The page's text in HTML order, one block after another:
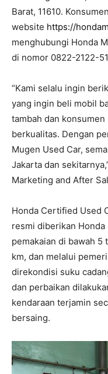
Barat, 11610.
website https://
menghubungi Honda
di nomor 0822-2122-
“Kami selalu ingin
yang ingin beli mobil
tambah dan
berkualitas. Dengan
Mugen Used Car,
Jakarta dan
Marketing and After
Honda Certified Used
resmi diberikan
pemakaian di bawah 5
km, dan melalui
direkondisi suku
dan perbaikan
kendaraan terjamin
bersaing.